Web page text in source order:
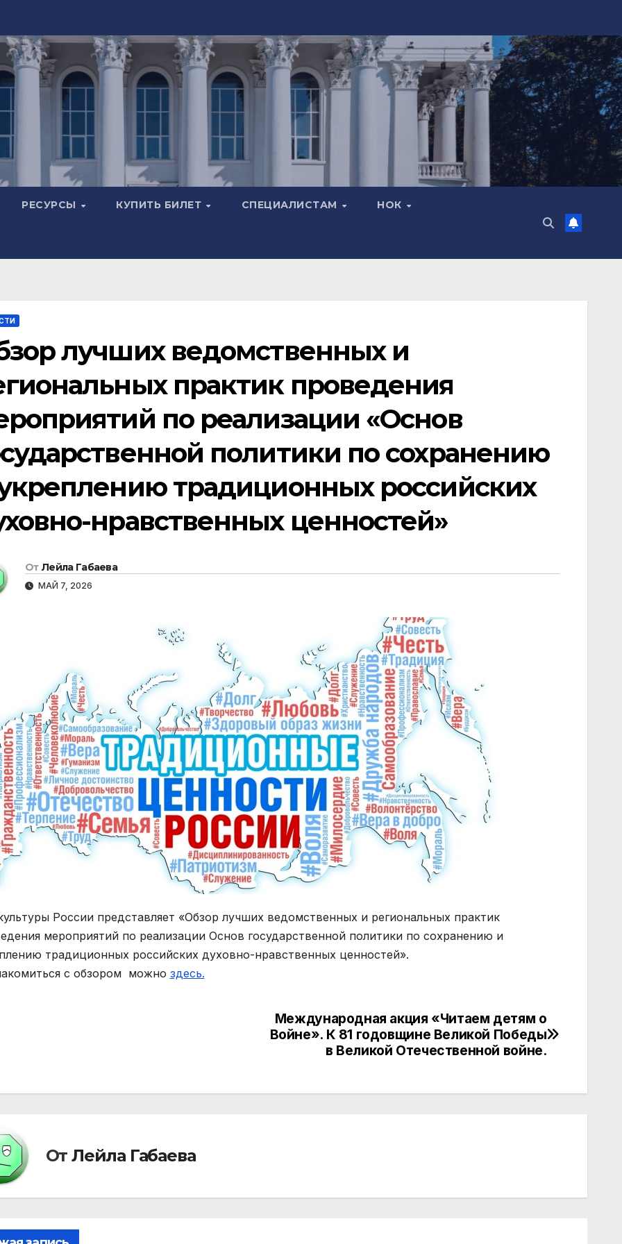
РЕСУРСЫ КУПИТЬ БИЛЕТ СПЕЦИАЛИСТАМ НОК
лучших ведомственных и
практик проведения
по реализации «Основ
политики по сохранению
традиционных российских
нравственных ценностей»
От Лейла Габаева
МАЙ 7, 2026
России представляет «Обзор лучших ведомственных и региональных практик
мероприятий по реализации Основ государственной политики по сохранению и
традиционных российских духовно-нравственных ценностей».
с обзором можно здесь.
Международная акция «Читаем детям о
Войне». К 81 годовщине Великой Победы
в Великой Отечественной войне.
От Лейла Габаева